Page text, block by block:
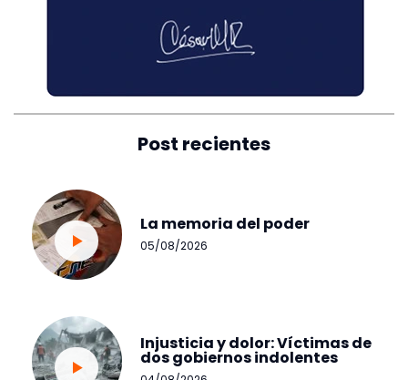
Post recientes
La memoria del poder
05/08/2026
Injusticia y dolor: Víctimas de
dos gobiernos indolentes